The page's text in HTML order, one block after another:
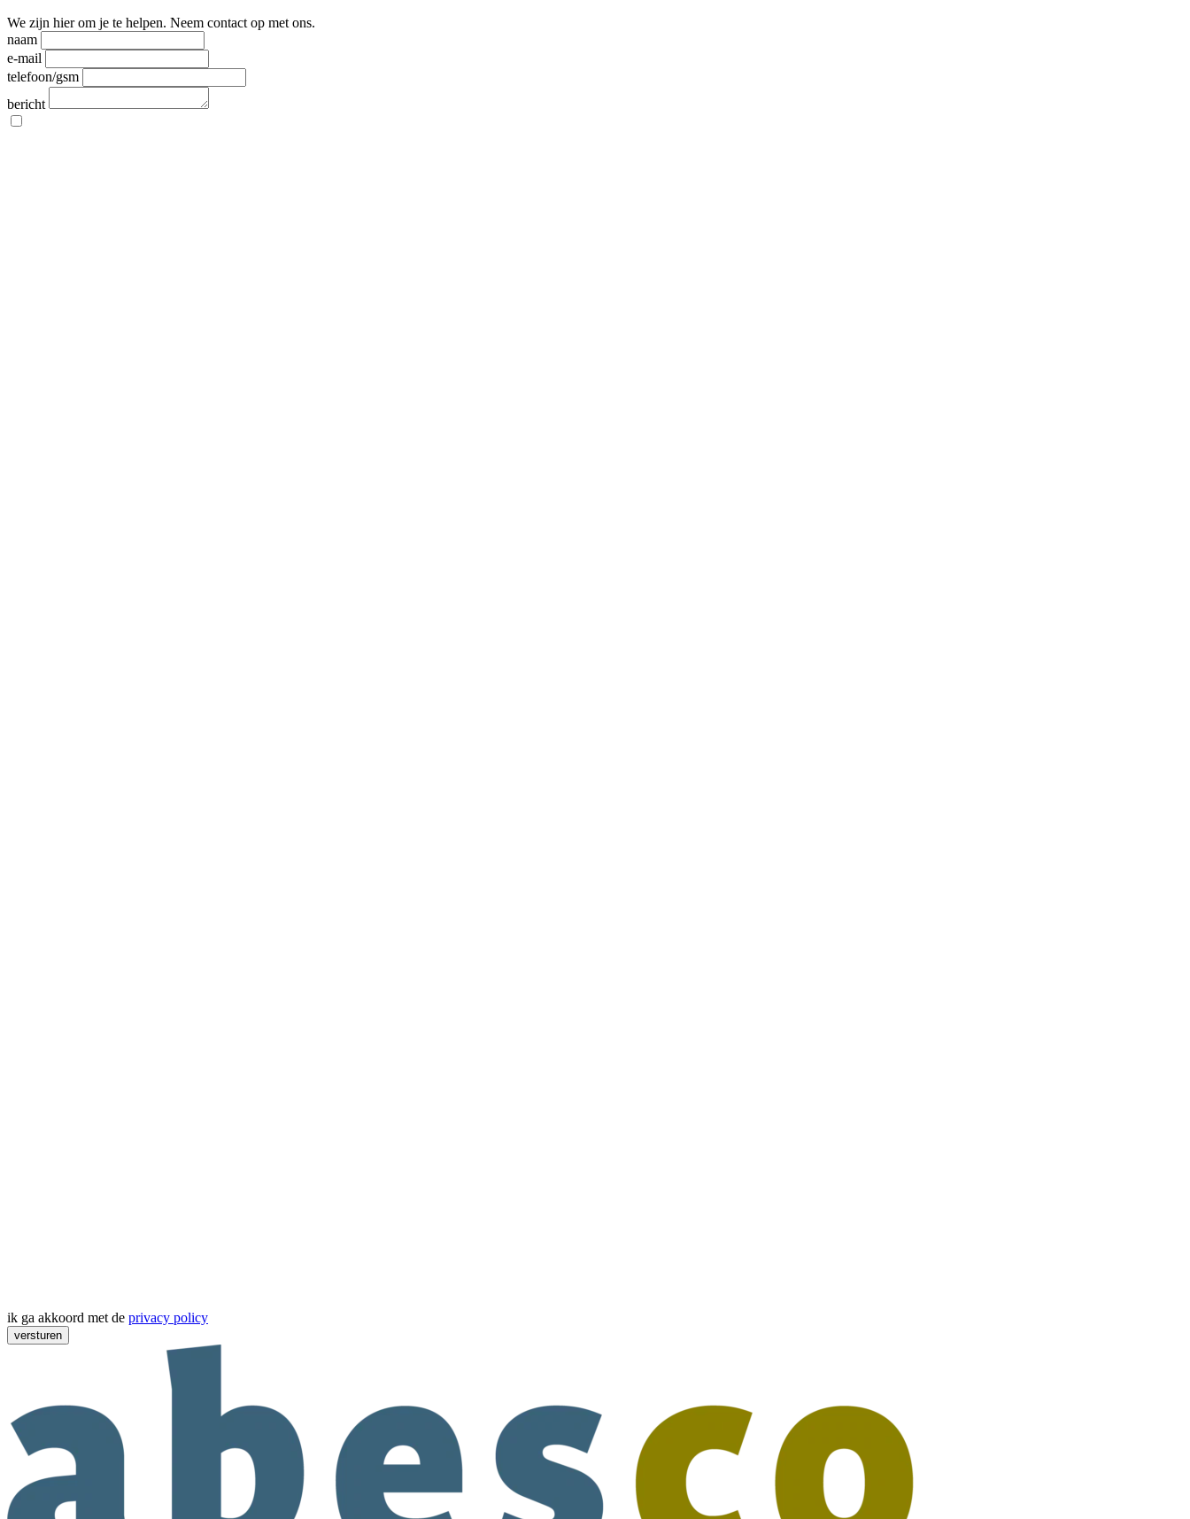
We zijn hier om je te helpen. Neem contact op met ons.
naam
e-mail
telefoon/gsm
bericht
ik ga akkoord met de privacy policy
versturen